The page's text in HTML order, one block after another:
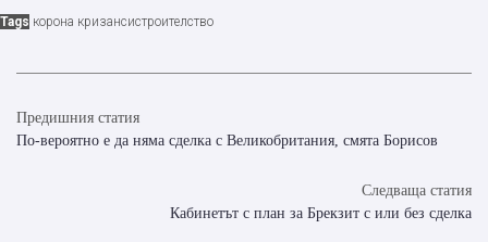
Tags корона кризансистроителство
Предишния статия
По-вероятно е да няма сделка с Великобритания, смята Борисов
Следваща статия
Кабинетът с план за Брекзит с или без сделка